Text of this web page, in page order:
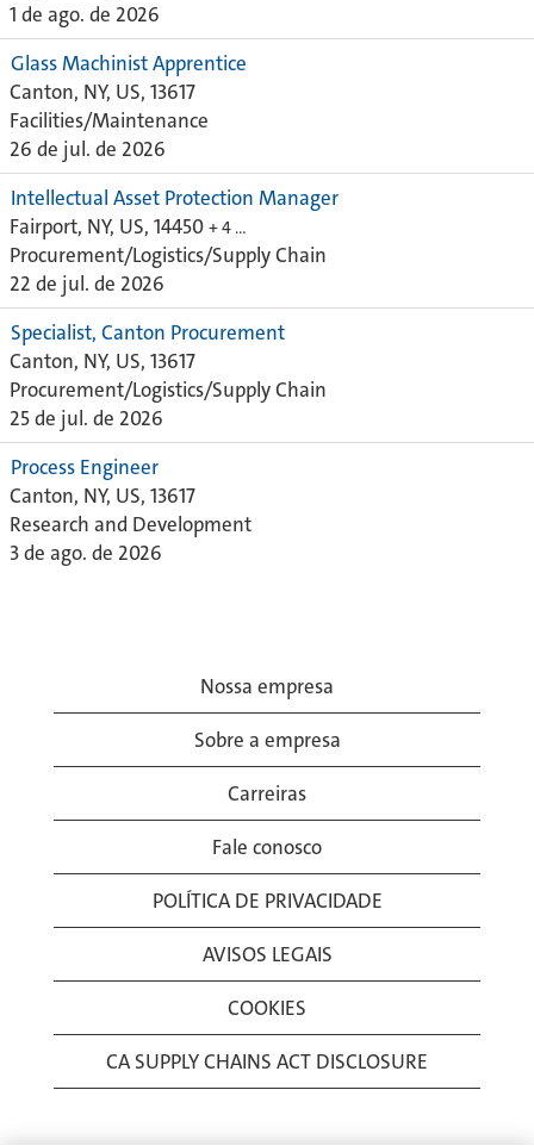
1 de ago. de 2026
Glass Machinist Apprentice
Canton, NY, US, 13617
Facilities/Maintenance
26 de jul. de 2026
Intellectual Asset Protection Manager
Fairport, NY, US, 14450 + 4 …
Procurement/Logistics/Supply Chain
22 de jul. de 2026
Specialist, Canton Procurement
Canton, NY, US, 13617
Procurement/Logistics/Supply Chain
25 de jul. de 2026
Process Engineer
Canton, NY, US, 13617
Research and Development
3 de ago. de 2026
Nossa empresa
Sobre a empresa
Carreiras
Fale conosco
POLÍTICA DE PRIVACIDADE
AVISOS LEGAIS
COOKIES
CA SUPPLY CHAINS ACT DISCLOSURE